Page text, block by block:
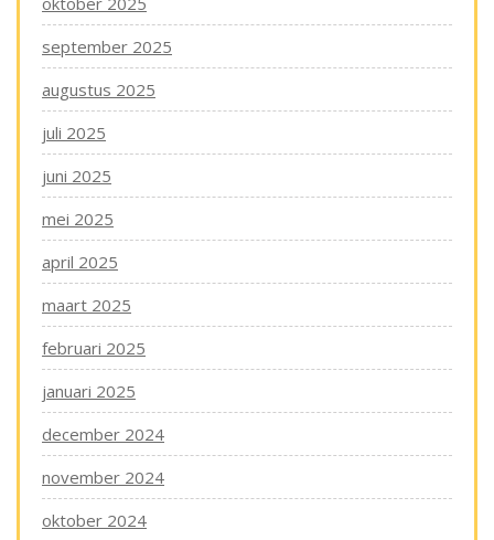
september 2025
augustus 2025
juli 2025
juni 2025
mei 2025
april 2025
maart 2025
februari 2025
januari 2025
december 2024
november 2024
oktober 2024